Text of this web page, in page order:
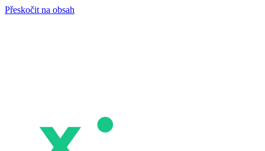
Přeskočit na obsah